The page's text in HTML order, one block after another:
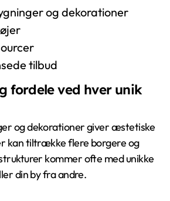
og dekorationer
tilbud
fordele ved hver unik
og dekorationer giver æstetiske
kan tiltrække flere borgere og
kommer ofte med unikke
din by fra andre.